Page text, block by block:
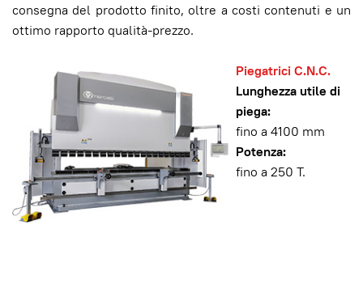
consegna del prodotto finito, oltre a costi contenuti e un
ottimo rapporto qualità-prezzo.
Piegatrici C.N.C.
Lunghezza utile di
piega:
fino a 4100 mm
Potenza:
fino a 250 T.